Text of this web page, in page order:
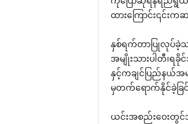
ထား‌ကြောင်း၎င်း
နှစ်ရက်တာပြုလုပ်ခဲ့သ
အမျိုးသားပါတီ၊ရခို
နှင့်ကချင်ပြည်နယ်
မှတက်‌ရောက်နိုင်ခဲ့ခြ
ယင်းအစည်း‌ဝေးတွင်